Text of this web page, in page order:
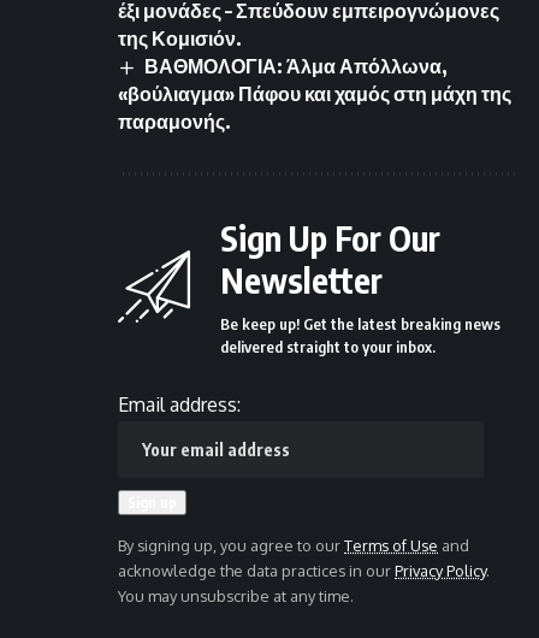
έξι μονάδες – Σπεύδουν εμπειρογνώμονες
της Κομισιόν.
ΒΑΘΜΟΛΟΓΙΑ: Άλμα Απόλλωνα,
«βούλιαγμα» Πάφου και χαμός στη μάχη της
παραμονής.
Sign Up For Our
Newsletter
Be keep up! Get the latest breaking news
delivered straight to your inbox.
Email address:
By signing up, you agree to ourTerms of Use and
acknowledge the data practices in ourPrivacy Policy.
You may unsubscribe at any time.